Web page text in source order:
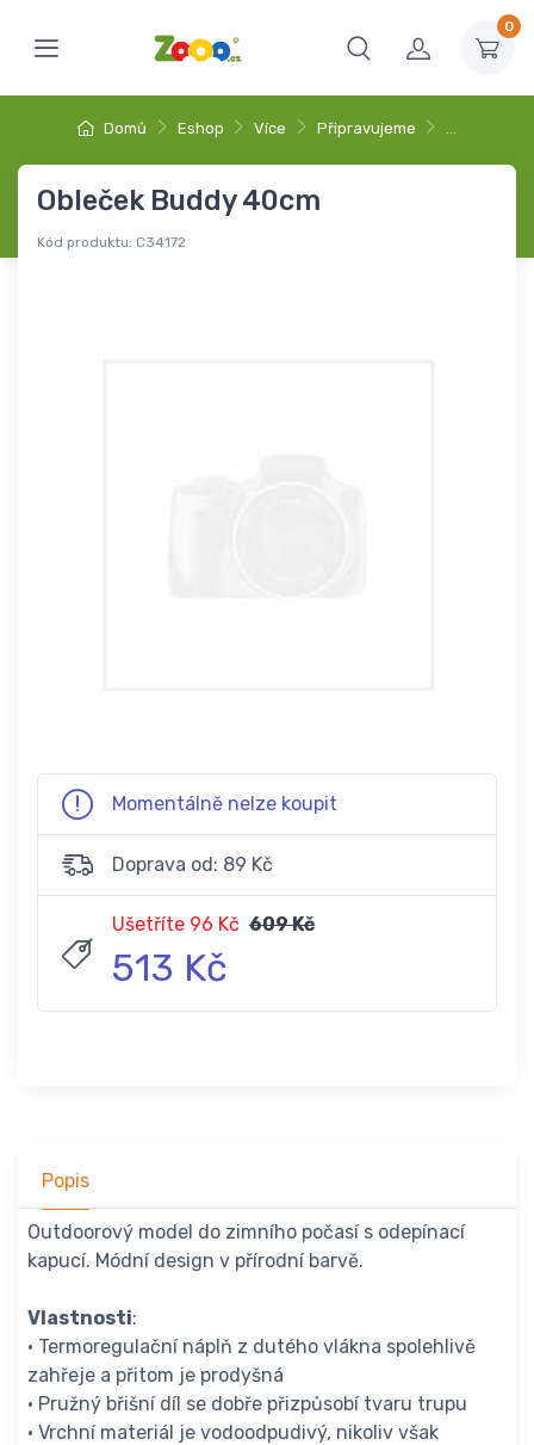
0
Domů Eshop Více Připravujeme …
Obleček Buddy 40cm
Kód produktu: C34172
Momentálně nelze koupit
Doprava od: 89 Kč
Ušetříte 96 Kč 609 Kč
513 Kč
Popis
Outdoorový model do zimního počasí s odepínací
kapucí. Módní design v přírodní barvě.
Vlastnosti:
• Termoregulační náplň z dutého vlákna spolehlivě
zahřeje a přitom je prodyšná
• Pružný břišní díl se dobře přizpůsobí tvaru trupu
• Vrchní materiál je vodoodpudivý, nikoliv však